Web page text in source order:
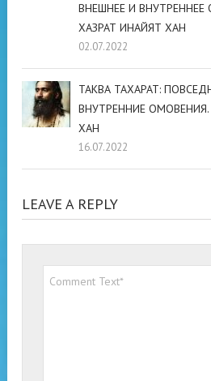
ВНЕШНЕЕ И ВНУТРЕННЕЕ
ХАЗРАТ ИНАЙЯТ ХАН
02.07.2022
ТАКВА ТАХАРАТ:
ВНУТРЕННИЕ ОМОВЕНИЯ.
ХАН
16.07.2022
LEAVE A REPLY